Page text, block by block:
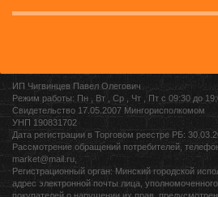
ИП Чигвинцев Павел Олегович
Режим работы: Пн , Вт , Ср , Чт , Пт c 09:30 до
Свидетельство 17.05.2007 Мингорисполкомом
УНП 190831702
Дата регистрации в Торговом реестре РБ:
Рассмотрение обращений потребителей,
market@mail.ru,
Регистрационный орган: Минский городской
адрес электронной почты лица,
покупателей о нарушении их прав,